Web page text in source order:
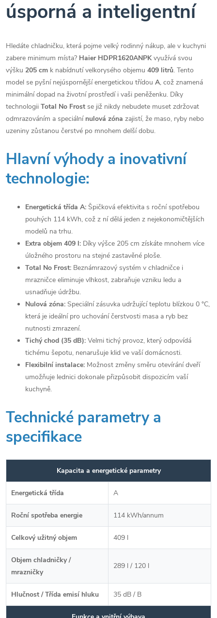
úsporná a inteligentní
Hledáte chladničku, která pojme velký rodinný nákup, ale v kuchyni
zabere minimum místa? Haier HDPR1620ANPKvyužívá svou
výšku 205 cm k nabídnutí velkorysého objemu 409 litrů. Tento
model se pyšní nejúspornější energetickou třídou A, což znamená
minimální dopad na životní prostředí i vaši peněženku. Díky
technologii Total No Frost se již nikdy nebudete muset zdržovat
odmrazováním a speciální nulová zóna zajistí, že maso, ryby nebo
uzeniny zůstanou čerstvé po mnohem delší dobu.
Hlavní výhody a inovativní
technologie:
Energetická třída A: Špičková efektivita s roční spotřebou
pouhých 114 kWh, což z ní dělá jeden z nejekonomičtějších
modelů na trhu.
Extra objem 409 l: Díky výšce 205 cm získáte mnohem více
úložného prostoru na stejné zastavěné ploše.
Total No Frost: Beznámrazový systém v chladničce i
mrazničce eliminuje vlhkost, zabraňuje vzniku ledu a
usnadňuje údržbu.
Nulová zóna: Speciální zásuvka udržující teplotu blízkou 0 °C,
která je ideální pro uchování čerstvosti masa a ryb bez
nutnosti zmrazení.
Tichý chod (35 dB): Velmi tichý provoz, který odpovídá
tichému šepotu, nenarušuje klid ve vaší domácnosti.
Flexibilní instalace: Možnost změny směru otevírání dveří
umožňuje lednici dokonale přizpůsobit dispozicím vaší
kuchyně.
Technické parametry a
specifikace
Kapacita a energetické parametry
Energetická třída A
Roční spotřeba energie 114 kWh/annum
Celkový užitný objem 409 l
Objem chladničky /
mrazničky
289 l / 120 l
Hlučnost / Třída emisí hluku 35 dB / B